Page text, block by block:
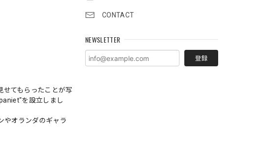
CONTACT
NEWSLETTER
登録
てもらったことが写
を設立しまし
やオランダのギャラ